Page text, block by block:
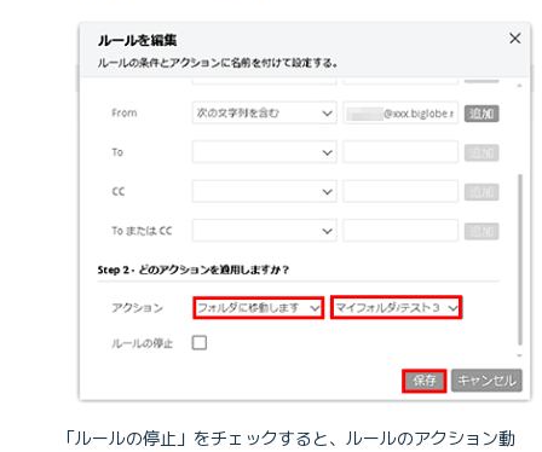
2.
「ルールの停止」をチェックすると、ルールのアクション動